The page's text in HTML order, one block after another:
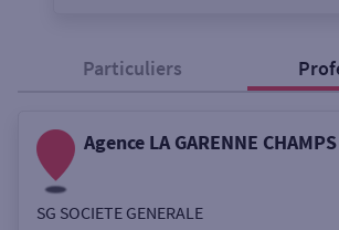
Sélectionnez votre recherche
Particuliers
Agence LA GARENNE CHAMPS
SG SOCIETE GENERALE